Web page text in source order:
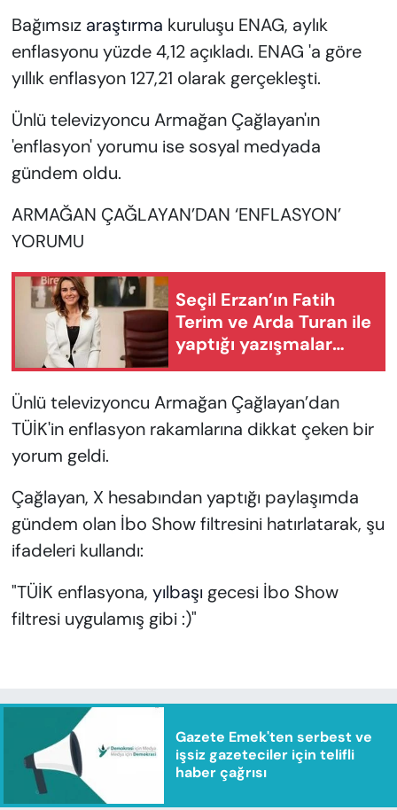
Bağımsız araştırma kuruluşu ENAG, aylık
enflasyonu yüzde 4,12 açıkladı. ENAG 'a göre
yıllık enflasyon 127,21 olarak gerçekleşti.
Ünlü televizyoncu Armağan Çağlayan'ın
'enflasyon' yorumu ise sosyal medyada
gündem oldu.
ARMAĞAN ÇAĞLAYAN’DAN ‘ENFLASYON’
YORUMU
Seçil Erzan’ın Fatih
Terim ve Arda Turan ile
yaptığı yazışmalar
ortaya çıktı
Ünlü televizyoncu Armağan Çağlayan’dan
TÜİK'in enflasyon rakamlarına dikkat çeken bir
yorum geldi.
Çağlayan, X hesabından yaptığı paylaşımda
gündem olan İbo Show filtresini hatırlatarak, şu
ifadeleri kullandı:
"TÜİK enflasyona, yılbaşı gecesi İbo Show
filtresi uygulamış gibi :)"
Gazete Emek'ten serbest ve
işsiz gazeteciler için telifli
haber çağrısı